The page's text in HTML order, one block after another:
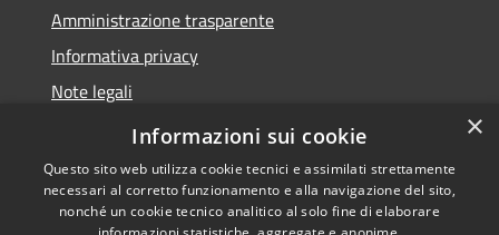
Amministrazione trasparente
Informativa privacy
Note legali
Dichiarazione di accessibilità
×
Informazioni sui cookie
Questo sito web utilizza cookie tecnici e assimilati strettamente
necessari al corretto funzionamento e alla navigazione del sito,
nonché un cookie tecnico analitico al solo fine di elaborare